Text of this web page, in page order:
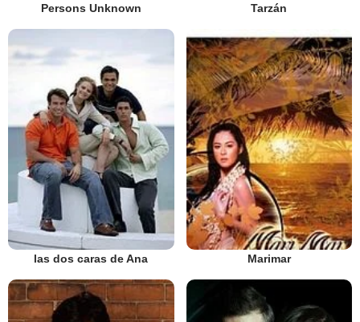
Persons Unknown Tarzán
las dos caras de Ana Marimar